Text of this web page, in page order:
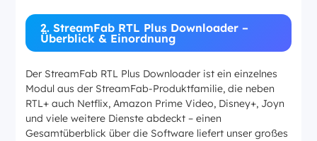
2. StreamFab RTL Plus Downloader –
Überblick & Einordnung
Der StreamFab RTL Plus Downloader ist ein einzelnes
Modul aus der StreamFab-Produktfamilie, die neben
RTL+ auch Netflix, Amazon Prime Video, Disney+, Joyn
und viele weitere Dienste abdeckt – einen
Gesamtüberblick über die Software liefert unser großes